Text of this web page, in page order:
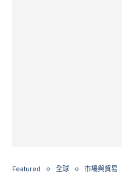
Featured 全球 市場與貿易